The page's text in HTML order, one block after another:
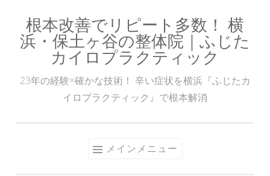
ン
根本改善でリピート多数！ 横
浜・保土ヶ谷の整体院｜ふじた
カイロプラクティック
23年の経験×確かな技術！ 辛い症状を横浜『ふじたカ
イロプラクティック』で根本解消
メインメニュー